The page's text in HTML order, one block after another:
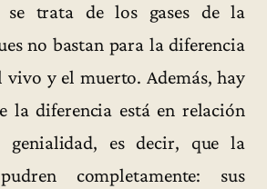
se trata de los gases de la
no bastan para la diferencia
vivo y el muerto. Además, hay
la diferencia está en relación
es decir, que la
completamente: sus